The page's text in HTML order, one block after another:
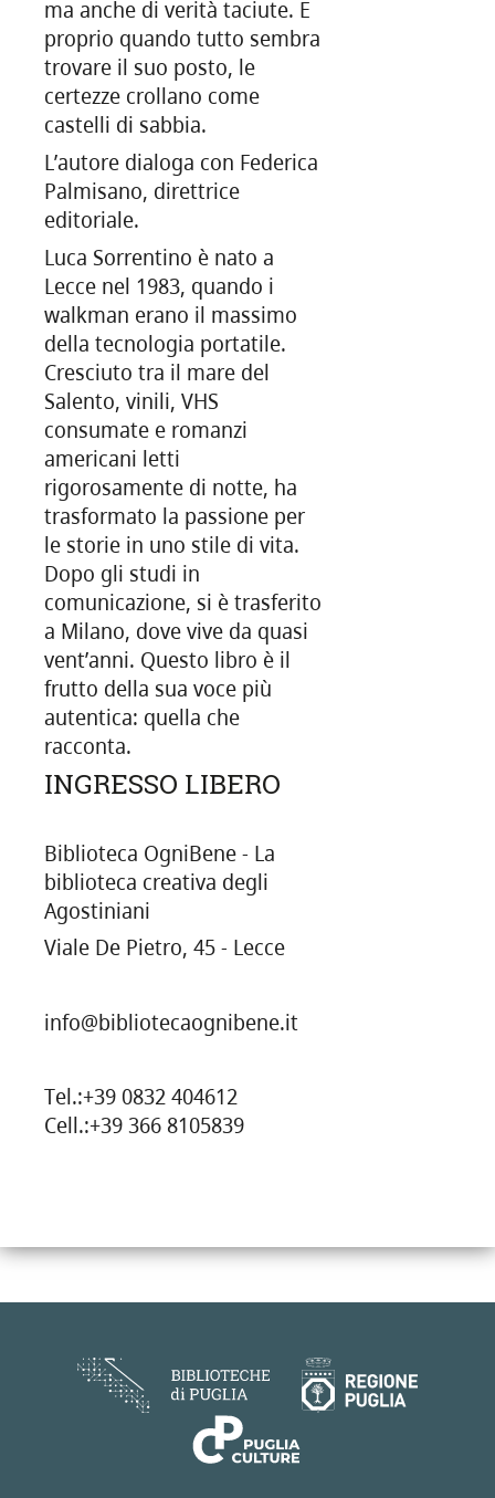
ma anche di verità taciute. E
proprio quando tutto sembra
trovare il suo posto, le
certezze crollano come
castelli di sabbia.
L’autore dialoga con Federica
Palmisano, direttrice
editoriale.
Luca Sorrentino è nato a
Lecce nel 1983, quando i
walkman erano il massimo
della tecnologia portatile.
Cresciuto tra il mare del
Salento, vinili, VHS
consumate e romanzi
americani letti
rigorosamente di notte, ha
trasformato la passione per
le storie in uno stile di vita.
Dopo gli studi in
comunicazione, si è trasferito
a Milano, dove vive da quasi
vent’anni. Questo libro è il
frutto della sua voce più
autentica: quella che
racconta.
INGRESSO LIBERO
Biblioteca OgniBene - La
biblioteca creativa degli
Agostiniani
Viale De Pietro, 45 - Lecce
info@bibliotecaognibene.it
Tel.:+39 0832 404612
Cell.:+39 366 8105839